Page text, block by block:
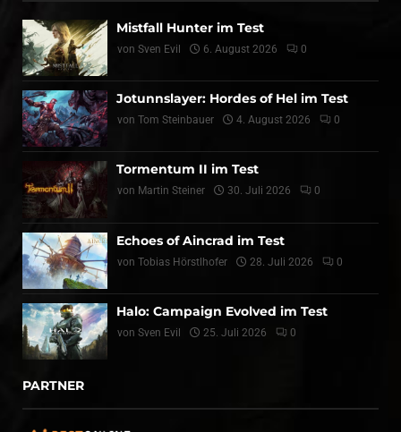
Mistfall Hunter im Test
von Sven Evil 6. August 2026 0
Jotunnslayer: Hordes of Hel im Test
von Tom Steinbauer 4. August 2026 0
Tormentum II im Test
von Martin Steiner 30. Juli 2026 0
Echoes of Aincrad im Test
von Tobias Hörstlhofer 28. Juli 2026 0
Halo: Campaign Evolved im Test
von Sven Evil 25. Juli 2026 0
PARTNER